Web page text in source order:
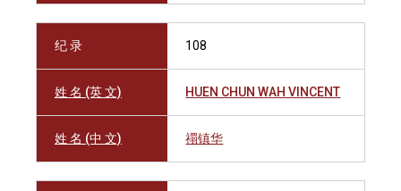
纪 录 108
姓 名 (英 文) HUEN CHUN WAH VINCENT
姓 名 (中 文) 禤镇华